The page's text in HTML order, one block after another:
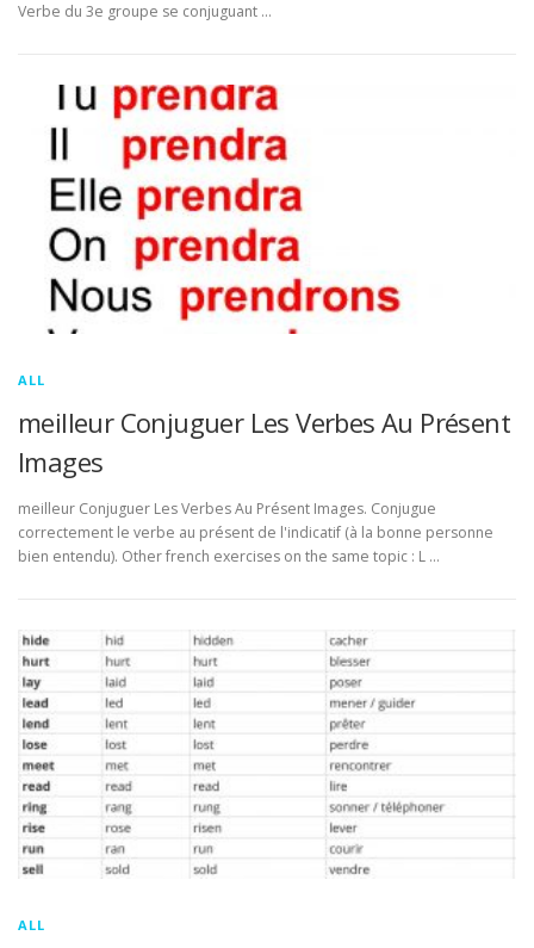
Verbe du 3e groupe se conjuguant …
ALL
meilleur Conjuguer Les Verbes Au Présent
Images
meilleur Conjuguer Les Verbes Au Présent Images. Conjugue
correctement le verbe au présent de l'indicatif (à la bonne personne
bien entendu). Other french exercises on the same topic : L …
ALL